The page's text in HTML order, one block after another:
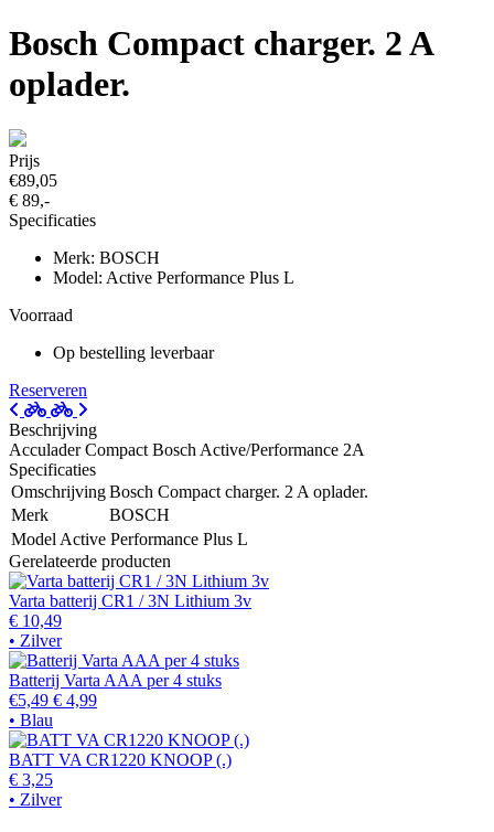
Bosch Compact charger. 2 A
oplader.
Prijs
€89,05
€ 89,-
Specificaties
Merk: BOSCH
Model: Active Performance Plus L
Voorraad
Op bestelling leverbaar
Reserveren
Beschrijving
Acculader Compact Bosch Active/Performance 2A
Specificaties
OmschrijvingBosch Compact charger. 2 A oplader.
Merk
BOSCH
Model Active Performance Plus L
Gerelateerde producten
Varta batterij CR1 / 3N Lithium 3v
€ 10,49
• Zilver
Batterij Varta AAA per 4 stuks
€5,49 € 4,99
• Blau
BATT VA CR1220 KNOOP (.)
€ 3,25
• Zilver